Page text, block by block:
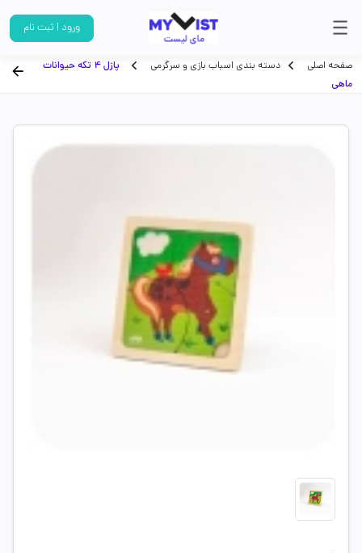
ورود | ثبت نام
صفحه اصلی دسته بندی اسباب بازی و سرگرمی
پازل 4 تکه حیوانات
ماهی